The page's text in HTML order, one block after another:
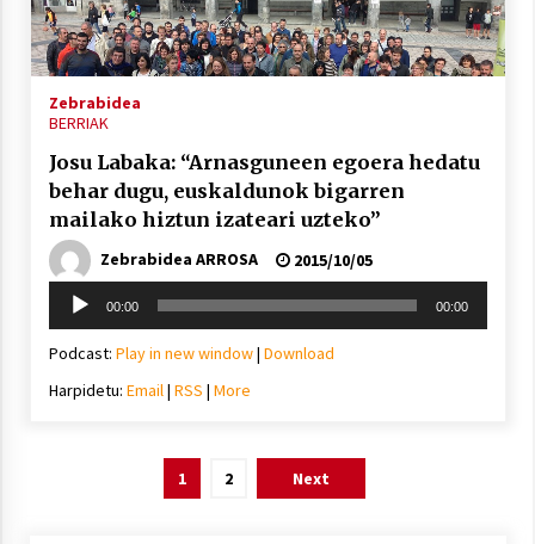
Zebrabidea
BERRIAK
Josu Labaka: “Arnasguneen egoera hedatu
behar dugu, euskaldunok bigarren
mailako hiztun izateari uzteko”
Zebrabidea ARROSA
2015/10/05
Soinu
erreproduzigailua
00:00 00:00
Podcast: Play in new window| Download
Harpidetu: Email| RSS | More
1 2 Next